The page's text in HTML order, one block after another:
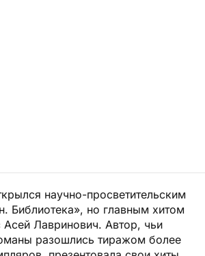
научно-просветительским
Библиотека», но главным хитом
Асей Лавринович. Автор, чьи
разошлись тиражом более